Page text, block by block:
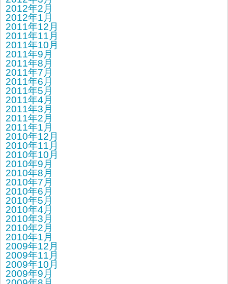
2012年2月
2012年1月
2011年12月
2011年11月
2011年10月
2011年9月
2011年8月
2011年7月
2011年6月
2011年5月
2011年4月
2011年3月
2011年2月
2011年1月
2010年12月
2010年11月
2010年10月
2010年9月
2010年8月
2010年7月
2010年6月
2010年5月
2010年4月
2010年3月
2010年2月
2010年1月
2009年12月
2009年11月
2009年10月
2009年9月